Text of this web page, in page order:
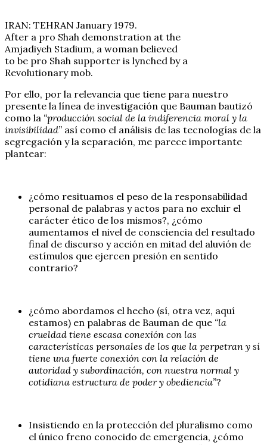
IRAN: TEHRAN January 1979.
After a pro Shah demonstration at the
Amjadiyeh Stadium, a woman believed
to be pro Shah supporter is lynched by a
Revolutionary mob.
Por ello, por la relevancia que tiene para nuestro
presente la línea de investigación que Bauman bautizó
como la “producción social de la indiferencia moral y la
invisibilidad” así como el análisis de las tecnologías de la
segregación y la separación, me parece importante
plantear:
¿cómo resituamos el peso de la responsabilidad
personal de palabras y actos para no excluir el
carácter ético de los mismos?, ¿cómo
aumentamos el nivel de consciencia del resultado
final de discurso y acción en mitad del aluvión de
estímulos que ejercen presión en sentido
contrario?
¿cómo abordamos el hecho (sí, otra vez, aquí
estamos) en palabras de Bauman de que “la
crueldad tiene escasa conexión con las
características personales de los que la perpetran y sí
tiene una fuerte conexión con la relación de
autoridad y subordinación, con nuestra normal y
cotidiana estructura de poder y obediencia”?
Insistiendo en la protección del pluralismo como
el único freno conocido de emergencia, ¿cómo